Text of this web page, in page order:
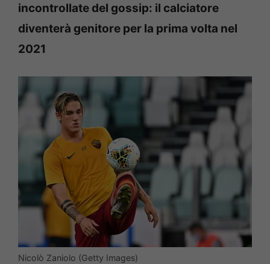
incontrollate del gossip: il calciatore
diventerà genitore per la prima volta nel
2021
Nicolò Zaniolo (Getty Images)